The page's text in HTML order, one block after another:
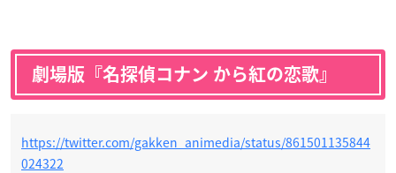
劇場版『名探偵コナン から紅の恋歌』
https://twitter.com/gakken_animedia/status/861501135844
024322